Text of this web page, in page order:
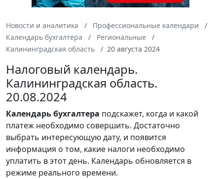
Новости и аналитика
Профессиональные календари
Календарь бухгалтера
Региональные
Калининградская область
20 августа 2024
Налоговый календарь.
Калининградская область.
20.08.2024
Календарьбухгалтера подскажет, когда и какой
платеж необходимо совершить. Достаточно
выбрать интересующую дату, и появится
информация о том, какие налоги необходимо
уплатить в этот день. Календарь обновляется в
режиме реального времени.